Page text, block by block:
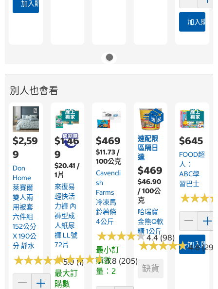
加入購物車
加入購物
別人也會看
$2,59
9
Don
Home
萊賽爾
雙人兩
用被套
六件組
152公分
X 190公
分 靜水
★★★★★
★★★★★5.0 (1)
$1,46
9
$20.41 /
1片
來復易
輕快活
力褲 內
褲型成
人紙尿
褲 LL號
72片
★★★★★
★★★★★4.8 (205)
最大訂
購數
$469
$11.73 /
100公克
Cavendi
Sh
Farms
冷凍馬
鈴薯條
4公斤
★★★★★
★★★★★4.4 (98)
最小訂
購數
量：2
速配限
區隔日
達
$469
$46.90
/ 100公
克
哈瑞寶
金熊Q軟
糖 1公斤
★★★★★
★★★★★4.8
缺貨
$645
FOOD超
人：
ABC學
習巴士
★★★
★★★
加入購物